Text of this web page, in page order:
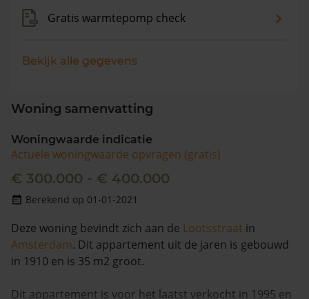
Gratis warmtepomp check
Bekijk alle gegevens
Woning samenvatting
Woningwaarde indicatie
Actuele woningwaarde opvragen (gratis)
€ 300.000 - € 400.000
Berekend op 01-01-2021
Deze woning bevindt zich aan de Lootsstraat in
Amsterdam. Dit appartement uit de jaren is gebouwd
in 1910 en is 35 m2 groot.
Dit appartement is voor het laatst verkocht in 1995 en